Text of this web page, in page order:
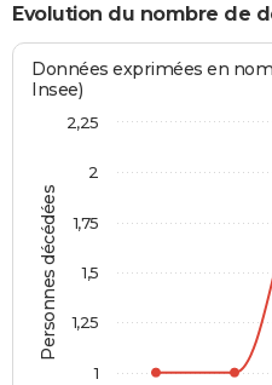
Evolution du nombre de
Personnes décédées
Données exprimées en
Insee)
1
1,25
1,5
1,75
2
2,25